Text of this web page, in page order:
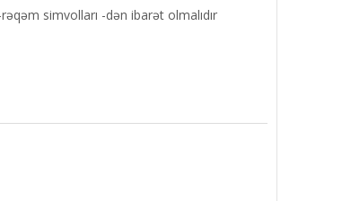
simvolları -dən ibarət olmalıdır